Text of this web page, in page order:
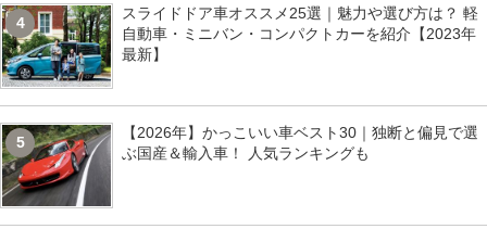
4
スライドドア車オススメ25選｜魅力や選び方は？ 軽
自動車・ミニバン・コンパクトカーを紹介【2023年
最新】
5
【2026年】かっこいい車ベスト30｜独断と偏見で選
ぶ国産＆輸入車！ 人気ランキングも